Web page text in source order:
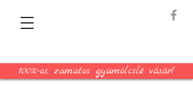
100%-os, zamatos gyümölcslé vásár!